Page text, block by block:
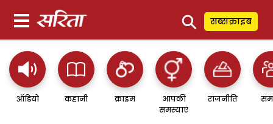
⚲ सब्सक्राइब
ऑडियो कहानी क्राइम
आपकी
समस्याएं
राजनीति